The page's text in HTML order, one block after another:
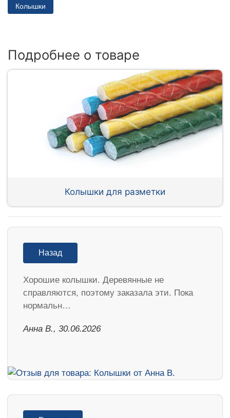
Колышки
Подробнее о товаре
Колышки для разметки
Назад
Хорошие колышки. Деревянные не
справляются, поэтому заказала эти. Пока
нормальн…
Анна В., 30.06.2026